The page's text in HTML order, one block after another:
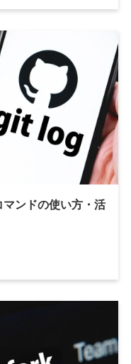
ンドの使い方・活